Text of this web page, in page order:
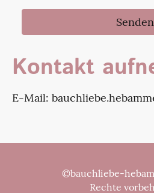
Senden
Kontakt
E-Mail:
©bauchliebe-
Rechte